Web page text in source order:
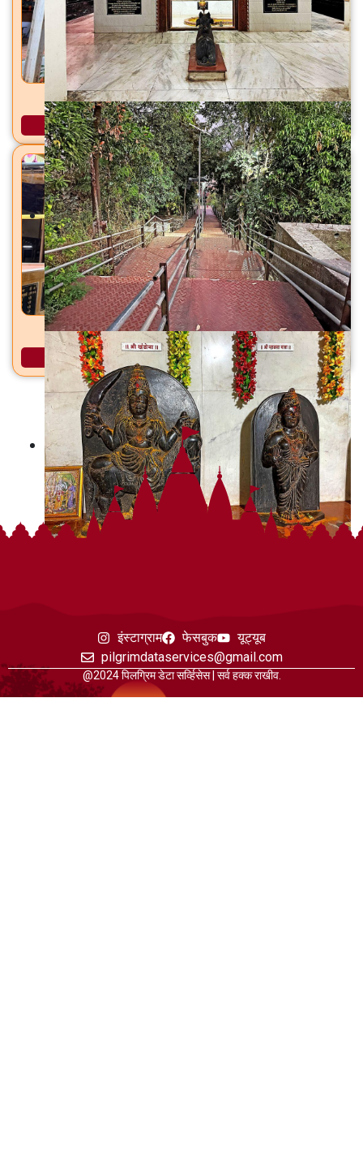
जागमाता शंकर मंदिर कोलबाड, ठाणे शहर, जिल्हा ठाणे
अधिक माहिती
साईबाबा मंदिर वर्तकनगर, ठाणे शहर, जि. ठाणे
अधिक माहिती
इंस्टाग्राम फेसबुक
यूट्यूब
pilgrimdataservices@gmail.com
@2024 पिलग्रिम डेटा सर्व्हिसेस | सर्व हक्क राखीव.